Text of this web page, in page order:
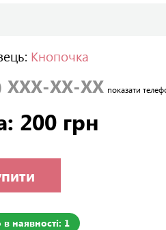
Кнопочка
XXX-XX-XX показати
200 грн
в наявності: 1